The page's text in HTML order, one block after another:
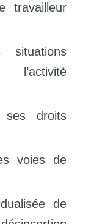
travailleur
situations
droits
voies de
de